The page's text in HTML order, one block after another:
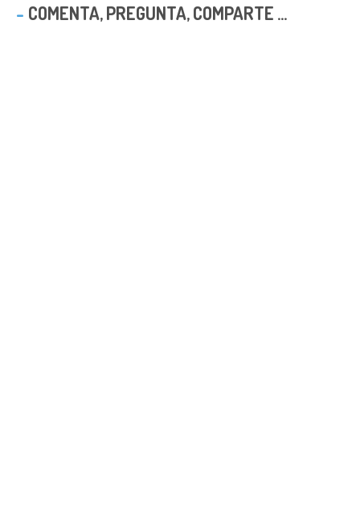
COMENTA, PREGUNTA, COMPARTE ...